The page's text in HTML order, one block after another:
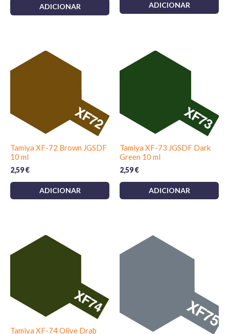
ADICIONAR ADICIONAR
Tamiya XF-72 Brown JGSDF
10 ml
2,59€
ADICIONAR
Tamiya XF-73 JGSDF Dark
Green 10 ml
2,59€
ADICIONAR
Tamiya XF-74 Olive Drab